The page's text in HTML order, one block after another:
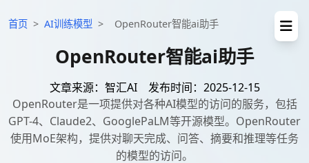
首页 > AI训练模型 > OpenRouter智能ai助手
OpenRouter智能ai助手
文章来源：智汇AI
发布时间：2025-12-15
OpenRouter是一项提供对各种AI模型的访问的服务，包括
GPT-4、Claude2、GooglePaLM等开源模型。OpenRouter
使用MoE架构，提供对聊天完成、问答、摘要和推理等任务
的模型的访问。